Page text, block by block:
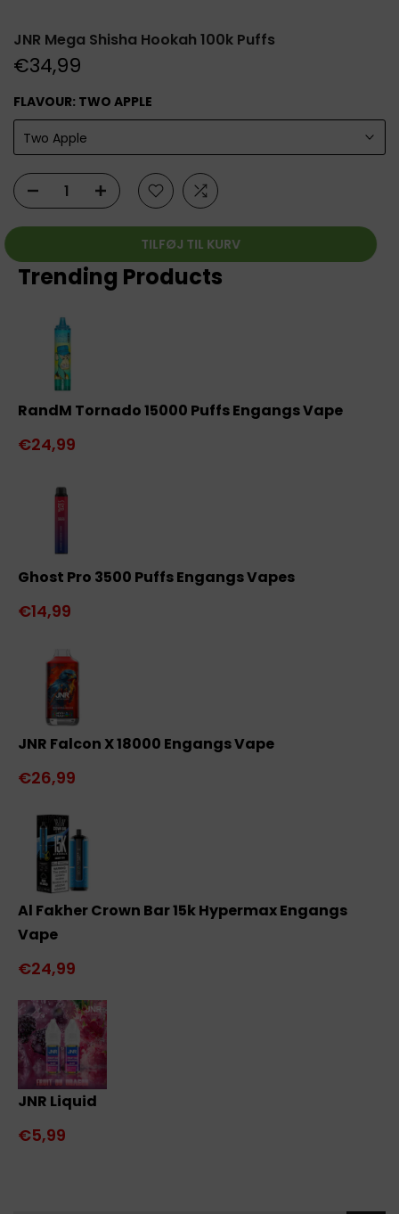
JNR Mega Shisha Hookah 100k Puffs
€34,99
FLAVOUR: TWO APPLE
Two Apple
TILFØJ TIL KURV
Trending Products
RandM Tornado 15000 Puffs Engangs Vape
€24,99
Ghost Pro 3500 Puffs Engangs Vapes
€14,99
JNR Falcon X 18000 Engangs Vape
€26,99
Al Fakher Crown Bar 15k Hypermax Engangs
Vape
€24,99
JNR Liquid
€5,99